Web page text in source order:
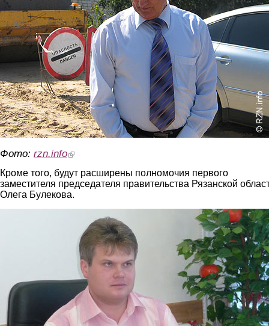
Фото: rzn.info(link is external)
Кроме того, будут расширены полномочия первого
заместителя председателя правительства Рязанской
Олега Булекова.